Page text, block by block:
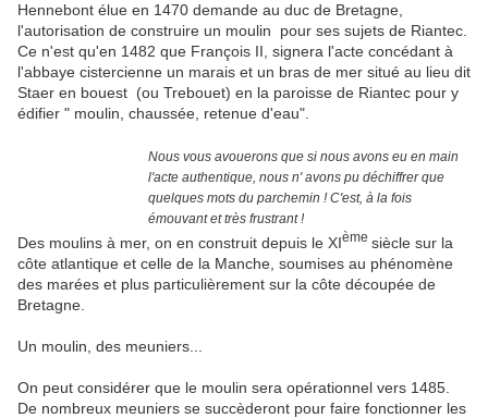
Hennebont élue en 1470 demande au duc de Bretagne,
l'autorisation de construire un moulin pour ses sujets de Riantec.
Ce n'est qu'en 1482 que François II, signera l'acte concédant à
l'abbaye cistercienne un marais et un bras de mer situé au lieu dit
Staer en bouest (ou Trebouet) en la paroisse de Riantec pour y
édifier " moulin, chaussée, retenue d'eau".
Nous vous avouerons que si nous avons eu en main
l'acte authentique, nous n' avons pu déchiffrer que
quelques mots du parchemin ! C'est, à la fois
émouvant et très frustrant !
Des moulins à mer, on en construit depuis le XIème siècle sur la
côte atlantique et celle de la Manche, soumises au phénomène
des marées et plus particulièrement sur la côte découpée de
Bretagne.
Un moulin, des meuniers...
On peut considérer que le moulin sera opérationnel vers 1485.
De nombreux meuniers se succèderont pour faire fonctionner les